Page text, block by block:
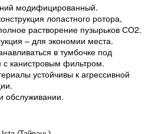
модифицированный.
лопастного ротора,
растворение пузырьков СО2.
– для экономии места.
в тумбочке под
канистровым фильтром.
устойчивы к агрессивной
обслуживании.